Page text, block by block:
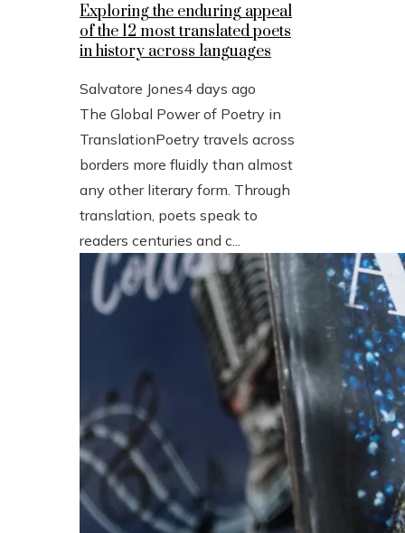
Exploring the enduring appeal
of the 12 most translated poets
in history across languages
Salvatore Jones4 days ago
The Global Power of Poetry in
TranslationPoetry travels across
borders more fluidly than almost
any other literary form. Through
translation, poets speak to
readers centuries and c...